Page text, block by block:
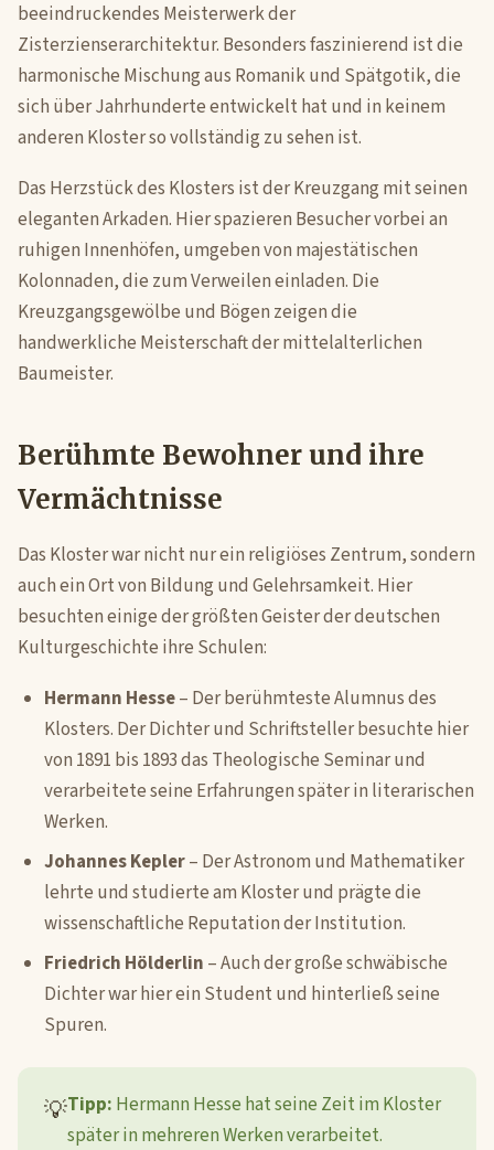
beeindruckendes Meisterwerk der
Zisterzienserarchitektur. Besonders faszinierend ist die
harmonische Mischung aus Romanik und Spätgotik, die
sich über Jahrhunderte entwickelt hat und in keinem
anderen Kloster so vollständig zu sehen ist.
Das Herzstück des Klosters ist der Kreuzgang mit seinen
eleganten Arkaden. Hier spazieren Besucher vorbei an
ruhigen Innenhöfen, umgeben von majestätischen
Kolonnaden, die zum Verweilen einladen. Die
Kreuzgangsgewölbe und Bögen zeigen die
handwerkliche Meisterschaft der mittelalterlichen
Baumeister.
Berühmte Bewohner und ihre
Vermächtnisse
Das Kloster war nicht nur ein religiöses Zentrum, sondern
auch ein Ort von Bildung und Gelehrsamkeit. Hier
besuchten einige der größten Geister der deutschen
Kulturgeschichte ihre Schulen:
Hermann Hesse– Der berühmteste Alumnus des
Klosters. Der Dichter und Schriftsteller besuchte hier
von 1891 bis 1893 das Theologische Seminar und
verarbeitete seine Erfahrungen später in literarischen
Werken.
Johannes Kepler– Der Astronom und Mathematiker
lehrte und studierte am Kloster und prägte die
wissenschaftliche Reputation der Institution.
Friedrich Hölderlin – Auch der große schwäbische
Dichter war hier ein Student und hinterließ seine
Spuren.
💡Tipp: Hermann Hesse hat seine Zeit im Kloster
später in mehreren Werken verarbeitet.